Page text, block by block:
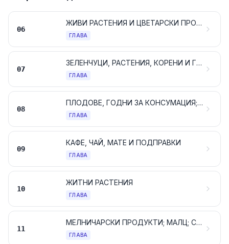
06
ЖИВИ РАСТЕНИЯ И ЦВЕТАРСКИ ПРОДУКТИ
ГЛАВА
07
ЗЕЛЕНЧУЦИ, РАСТЕНИЯ, КОРЕНИ И ГРУДКИ, ГОДНИ ЗА КОНСУМАЦИЯ
ГЛАВА
08
ПЛОДОВЕ, ГОДНИ ЗА КОНСУМАЦИЯ; ЦИТРУСОВИ ИЛИ ПЪПЕШОВИ КОРИ
ГЛАВА
09
КАФЕ, ЧАЙ, МАТЕ И ПОДПРАВКИ
ГЛАВА
10
ЖИТНИ РАСТЕНИЯ
ГЛАВА
11
МЕЛНИЧАРСКИ ПРОДУКТИ; МАЛЦ; СКОРБЯЛА И НИШЕСТЕ; ИНУЛИН; ПШЕНИЧЕН ГЛУТЕН
ГЛАВА